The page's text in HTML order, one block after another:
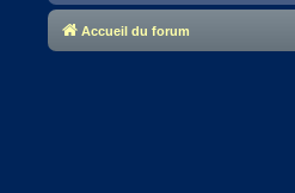
Accueil du forum